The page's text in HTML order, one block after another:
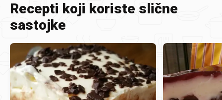
Recepti koji koriste slične
sastojke